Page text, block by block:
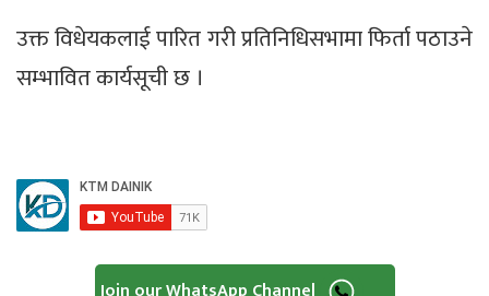
उक्त विधेयकलाई पारित गरी प्रतिनिधिसभामा फिर्ता पठाउने
सम्भावित कार्यसूची छ ।